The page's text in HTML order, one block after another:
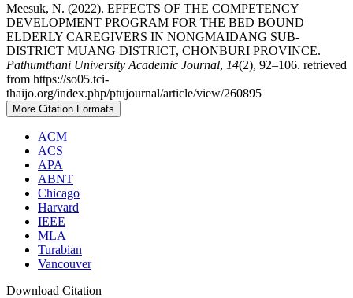
Meesuk, N. (2022). EFFECTS OF THE COMPETENCY
DEVELOPMENT PROGRAM FOR THE BED BOUND
ELDERLY CAREGIVERS IN NONGMAIDANG SUB-
DISTRICT MUANG DISTRICT, CHONBURI PROVINCE.
Pathumthani University Academic Journal, 14(2), 92–106. retrieved
from https://so05.tci-
thaijo.org/index.php/ptujournal/article/view/260895
More Citation Formats
ACM
ACS
APA
ABNT
Chicago
Harvard
IEEE
MLA
Turabian
Vancouver
Download Citation